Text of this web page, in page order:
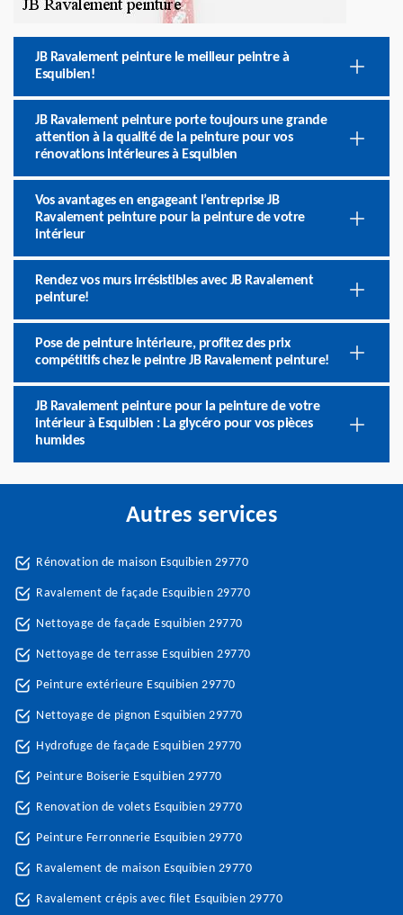
JB Ravalement peinture le meilleur peintre à
Esquibien!
JB Ravalement peinture porte toujours une grande
attention à la qualité de la peinture pour vos
rénovations intérieures à Esquibien
Vos avantages en engageant l’entreprise JB
Ravalement peinture pour la peinture de votre
intérieur
Rendez vos murs irrésistibles avec JB Ravalement
peinture!
Pose de peinture intérieure, profitez des prix
compétitifs chez le peintre JB Ravalement peinture!
JB Ravalement peinture pour la peinture de votre
intérieur à Esquibien : La glycéro pour vos pièces
humides
Autres services
Rénovation de maison Esquibien 29770
Ravalement de façade Esquibien 29770
Nettoyage de façade Esquibien 29770
Nettoyage de terrasse Esquibien 29770
Peinture extérieure Esquibien 29770
Nettoyage de pignon Esquibien 29770
Hydrofuge de façade Esquibien 29770
Peinture Boiserie Esquibien 29770
Renovation de volets Esquibien 29770
Peinture Ferronnerie Esquibien 29770
Ravalement de maison Esquibien 29770
Ravalement crépis avec filet Esquibien 29770